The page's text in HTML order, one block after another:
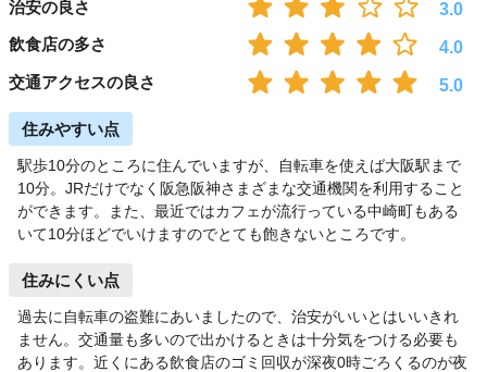
治安の良さ
3.0
飲食店の多さ
4.0
交通アクセスの良さ
5.0
住みやすい点
駅歩10分のところに住んでいますが、自転車を使えば大阪駅まで
10分。JRだけでなく阪急阪神さまざまな交通機関を利用すること
ができます。また、最近ではカフェが流行っている中崎町もある
いて10分ほどでいけますのでとても飽きないところです。
住みにくい点
過去に自転車の盗難にあいましたので、治安がいいとはいいきれ
ません。交通量も多いので出かけるときは十分気をつける必要も
あります。近くにある飲食店のゴミ回収が深夜0時ごろくるのが夜